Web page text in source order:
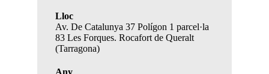
Lloc
Av. De Catalunya 37 Polígon 1 parcel·la
83 Les Forques. Rocafort de Queralt
(Tarragona)
Any